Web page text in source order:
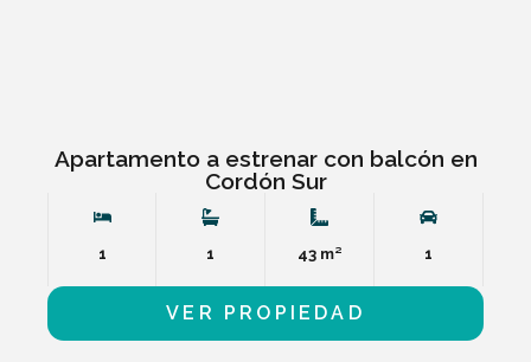
Apartamento a estrenar con balcón en
Cordón Sur
1 1 43 m² 1
VER PROPIEDAD